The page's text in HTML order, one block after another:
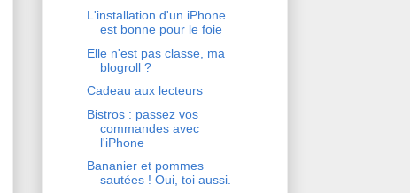
L'installation d'un iPhone
est bonne pour le foie
Elle n'est pas classe, ma
blogroll ?
Cadeau aux lecteurs
Bistros : passez vos
commandes avec
l'iPhone
Bananier et pommes
sautées ! Oui, toi aussi.